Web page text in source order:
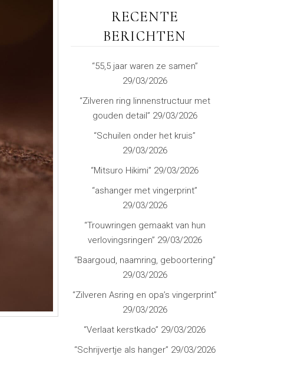
RECENTE
BERICHTEN
“55,5 jaar waren ze samen”
29/03/2026
“Zilveren ring linnenstructuur met
gouden detail” 29/03/2026
“Schuilen onder het kruis”
29/03/2026
“Mitsuro Hikimi” 29/03/2026
“ashanger met vingerprint”
29/03/2026
“Trouwringen gemaakt van hun
verlovingsringen” 29/03/2026
“Baargoud, naamring, geboortering”
29/03/2026
“Zilveren Asring en opa’s vingerprint”
29/03/2026
“Verlaat kerstkado” 29/03/2026
“Schrijvertje als hanger” 29/03/2026